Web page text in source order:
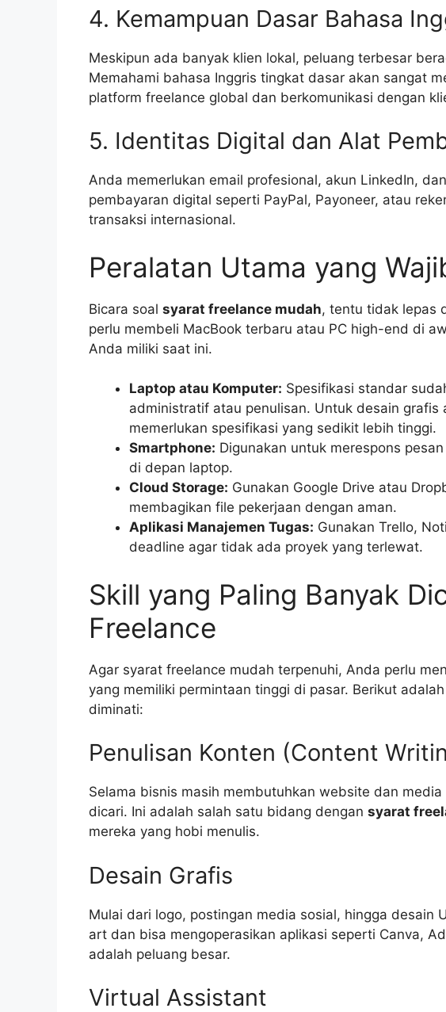
4. Kemampuan Dasar Bahasa
Meskipun ada banyak klien lokal, peluang terbesar
Memahami bahasa Inggris tingkat dasar akan sangat
platform freelance global dan berkomunikasi dengan
5. Identitas Digital dan Alat
Anda memerlukan email profesional, akun LinkedIn,
pembayaran digital seperti PayPal, Payoneer, atau
transaksi internasional.
Peralatan Utama yang
Bicara soal syarat freelance mudah, tentu tidak lepas
perlu membeli MacBook terbaru atau PC high-end di
Anda miliki saat ini.
Laptop atau Komputer: Spesifikasi standar
administratif atau penulisan. Untuk desain
memerlukan spesifikasi yang sedikit lebih tinggi.
Smartphone: Digunakan untuk merespons
di depan laptop.
Cloud Storage: Gunakan Google Drive atau
membagikan file pekerjaan dengan aman.
Aplikasi Manajemen Tugas: Gunakan Trello,
deadline agar tidak ada proyek yang terlewat.
Skill yang Paling Banyak
Freelance
Agar syarat freelance mudah terpenuhi, Anda perlu
yang memiliki permintaan tinggi di pasar. Berikut
diminati:
Penulisan Konten (Content
Selama bisnis masih membutuhkan website dan
dicari. Ini adalah salah satu bidang dengan syarat
mereka yang hobi menulis.
Desain Grafis
Mulai dari logo, postingan media sosial, hingga desain
art dan bisa mengoperasikan aplikasi seperti Canva,
adalah peluang besar.
Virtual Assistant